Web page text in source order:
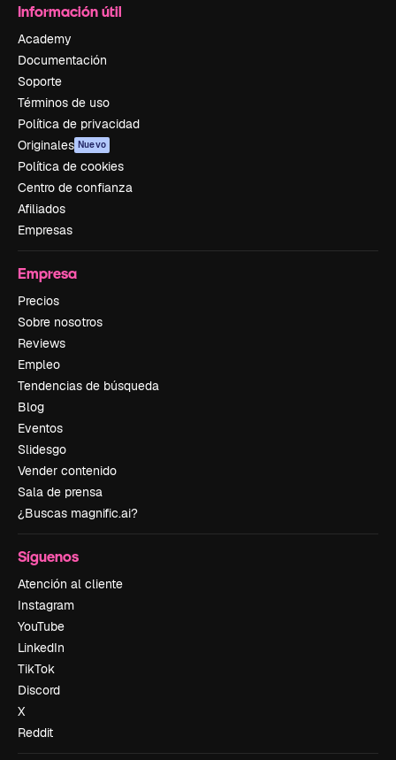
Información útil
Academy
Documentación
Soporte
Términos de uso
Política de privacidad
Originales Nuevo
Política de cookies
Centro de confianza
Afiliados
Empresas
Empresa
Precios
Sobre nosotros
Reviews
Empleo
Tendencias de búsqueda
Blog
Eventos
Slidesgo
Vender contenido
Sala de prensa
¿Buscas magnific.ai?
Síguenos
Atención al cliente
Instagram
YouTube
LinkedIn
TikTok
Discord
X
Reddit